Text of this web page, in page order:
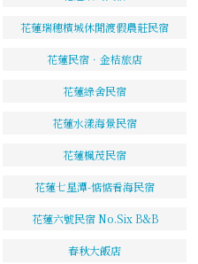
花蓮瑞穗檳城休閒渡假農莊民宿
花蓮民宿．金桔旅店
花蓮綠舍民宿
花蓮水漾海景民宿
花蓮楓茂民宿
花蓮七星潭-惦惦看海民宿
花蓮六號民宿 No.Six B&B
春秋大飯店